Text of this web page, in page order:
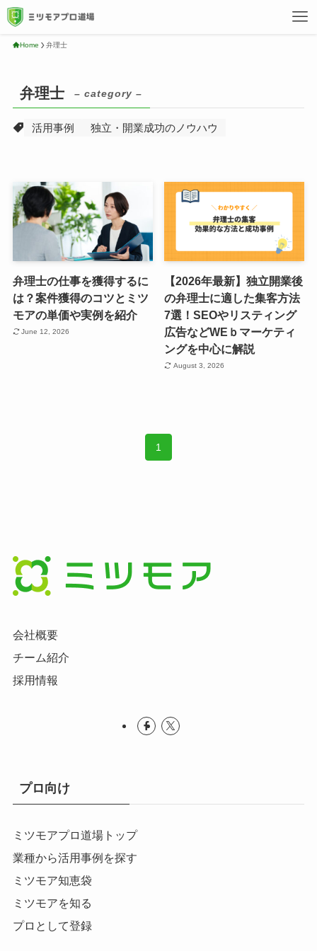
Home 弁理士
弁理士 – category –
活用事例 独立・開業成功のノウハウ
弁理士の仕事を獲得するに
は？案件獲得のコツとミツ
モアの単価や実例を紹介
June 12, 2026
【2026年最新】独立開業後
の弁理士に適した集客方法
7選！SEOやリスティング
広告などWEｂマーケティ
ングを中心に解説
August 3, 2026
1
会社概要
チーム紹介
採用情報
プロ向け
ミツモアプロ道場トップ
業種から活用事例を探す
ミツモア知恵袋
ミツモアを知る
プロとして登録